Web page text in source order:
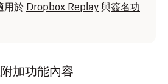
用於 Dropbox Replay 與簽名功
加功能內容